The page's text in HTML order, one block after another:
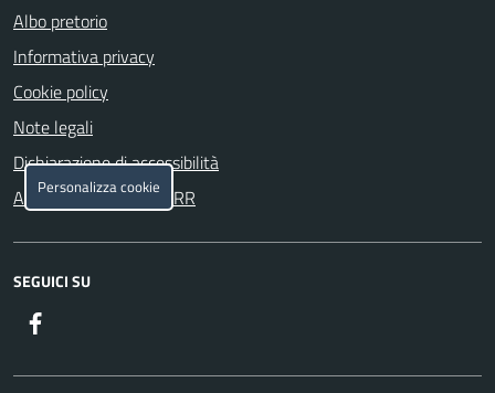
Albo pretorio
Informativa privacy
Cookie policy
Note legali
Dichiarazione di accessibilità
Attuazione misure PNRR
SEGUICI SU
Personalizza cookie